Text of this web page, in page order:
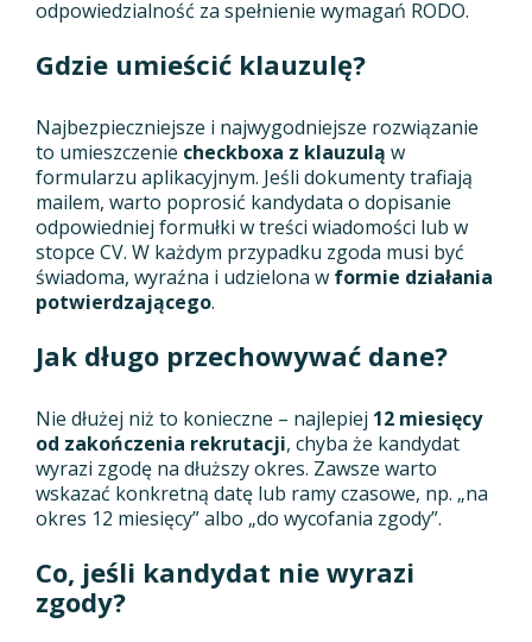
odpowiedzialność za spełnienie wymagań RODO.
Gdzie umieścić klauzulę?
Najbezpieczniejsze i najwygodniejsze rozwiązanie
to umieszczenie checkboxa z klauzulą w
formularzu aplikacyjnym. Jeśli dokumenty trafiają
mailem, warto poprosić kandydata o dopisanie
odpowiedniej formułki w treści wiadomości lub w
stopce CV. W każdym przypadku zgoda musi być
świadoma, wyraźna i udzielona w formie działania
potwierdzającego.
Jak długo przechowywać dane?
Nie dłużej niż to konieczne – najlepiej 12 miesięcy
od zakończenia rekrutacji, chyba że kandydat
wyrazi zgodę na dłuższy okres. Zawsze warto
wskazać konkretną datę lub ramy czasowe, np. „na
okres 12 miesięcy” albo „do wycofania zgody”.
Co, jeśli kandydat nie wyrazi
zgody?